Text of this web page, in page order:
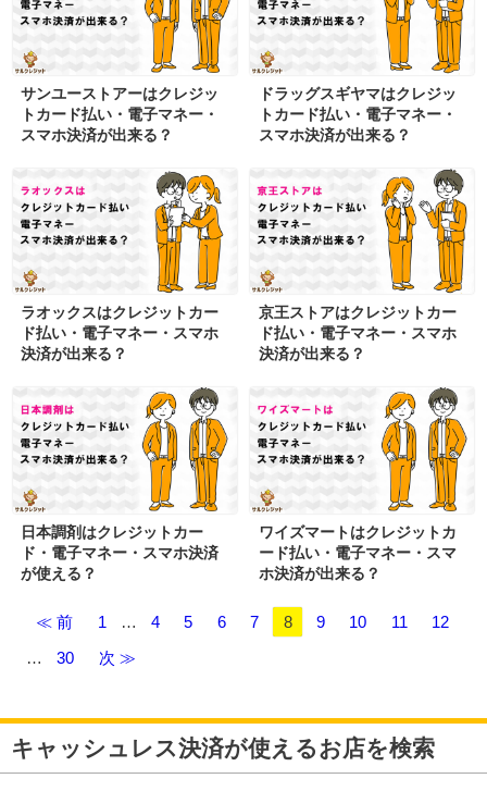
サンユーストアーはクレジッ
トカード払い・電子マネー・
スマホ決済が出来る？
ドラッグスギヤマはクレジッ
トカード払い・電子マネー・
スマホ決済が出来る？
ラオックスはクレジットカー
ド払い・電子マネー・スマホ
決済が出来る？
京王ストアはクレジットカー
ド払い・電子マネー・スマホ
決済が出来る？
日本調剤はクレジットカー
ド・電子マネー・スマホ決済
が使える？
ワイズマートはクレジットカ
ード払い・電子マネー・スマ
ホ決済が出来る？
≪ 前 1 … 4 5 6 7 8 9 10 11
12
…
30 次 ≫
キャッシュレス決済が使えるお店を検索